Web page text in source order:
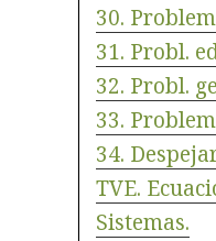
30.
31. Probl.
32. Probl.
33.
34.
TVE.
Sistemas.